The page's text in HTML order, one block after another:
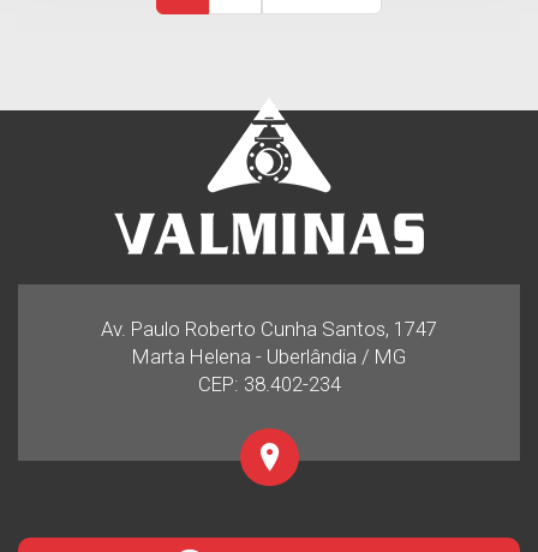
Av. Paulo Roberto Cunha Santos, 1747
Marta Helena - Uberlândia / MG
CEP: 38.402-234